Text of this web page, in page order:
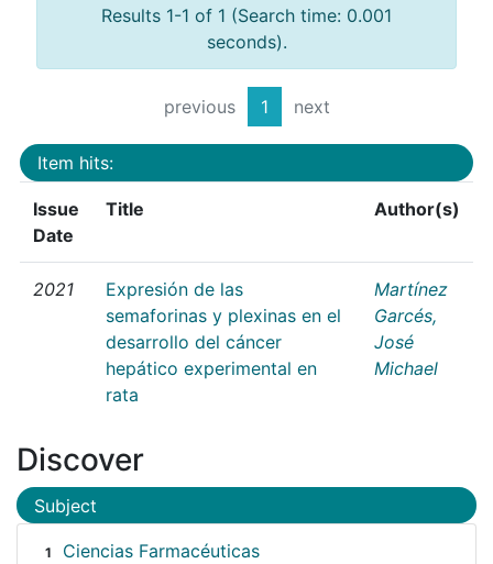
Results 1-1 of 1 (Search time: 0.001
seconds).
previous 1 next
Item hits:
Issue
Date
Title Author(s)
2021
Expresión de las
semaforinas y plexinas en el
desarrollo del cáncer
hepático experimental en
rata
Martínez
Garcés,
José
Michael
Discover
Subject
1 Ciencias Farmacéuticas